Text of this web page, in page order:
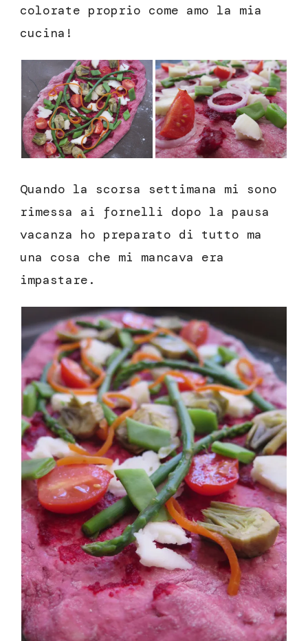
colorate proprio come amo la mia
cucina!
Quando la scorsa settimana mi sono
rimessa ai fornelli dopo la pausa
vacanza ho preparato di tutto ma
una cosa che mi mancava era
impastare.